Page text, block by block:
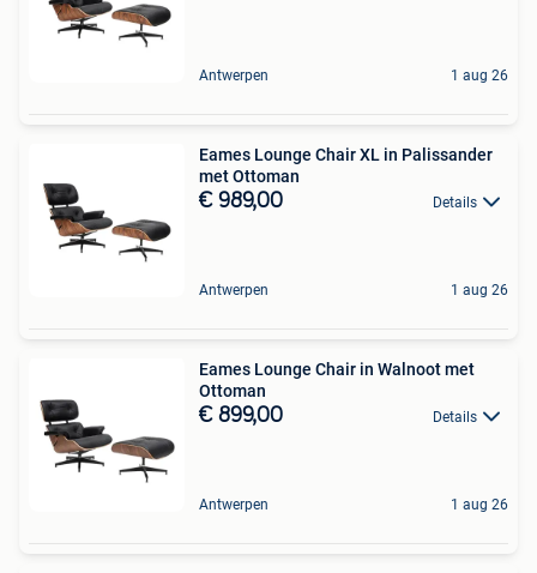
Antwerpen 1 aug 26
Eames Lounge Chair XL in Palissander
met Ottoman
€ 989,00 Details
Antwerpen 1 aug 26
Eames Lounge Chair in Walnoot met
Ottoman
€ 899,00 Details
Antwerpen 1 aug 26